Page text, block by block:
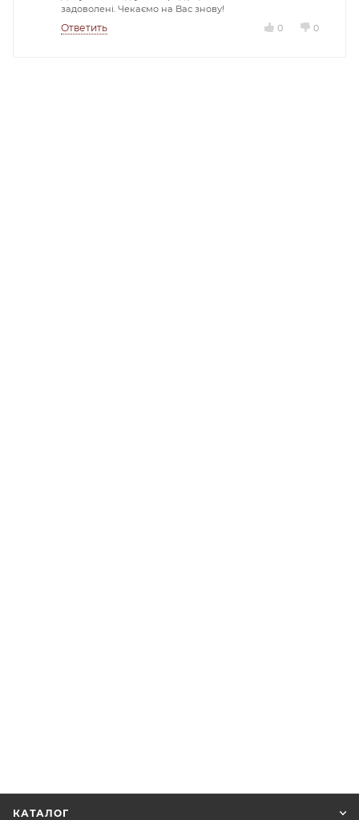
задоволені. Чекаємо на Вас знову!
Ответить 0 0
КАТАЛОГ